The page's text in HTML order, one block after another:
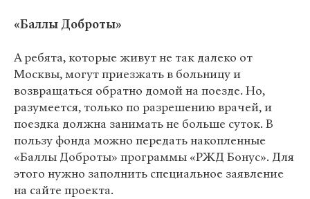
«Баллы Доброты»
А ребята, которые живут не так далеко от
Москвы, могут приезжать в больницу и
возвращаться обратно домой на поезде. Но,
разумеется, только по разрешению врачей, и
поездка должна занимать не больше суток. В
пользу фонда можно передать накопленные
«Баллы Доброты» программы «РЖД Бонус». Для
этого нужно заполнить специальное заявление
на сайте проекта.